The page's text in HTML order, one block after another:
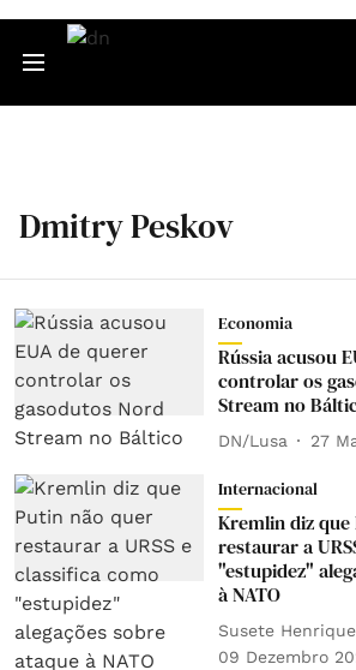
Dmitry Peskov
Economia
Rússia acusou
controlar os
Stream no
DN/Lusa 27
Internacional
Kremlin diz
restaurar a
"estupidez"
à NATO
Susete
09 Dezembro